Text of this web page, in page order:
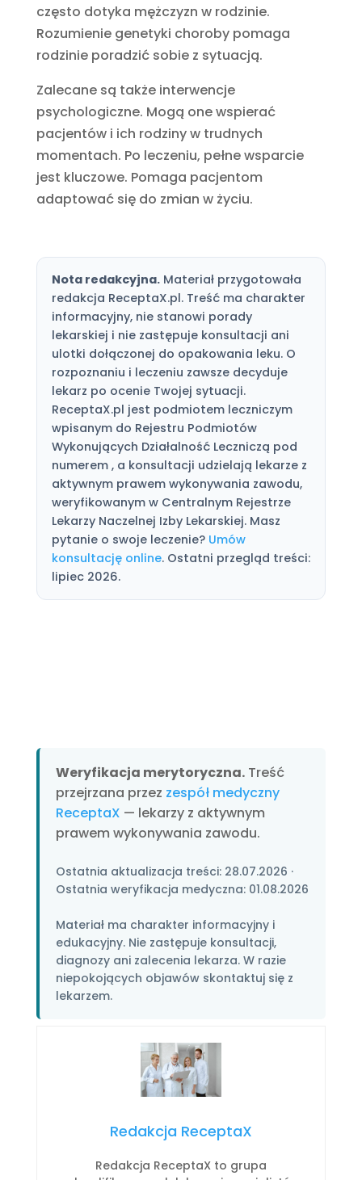
często dotyka mężczyzn w rodzinie.
Rozumienie genetyki choroby pomaga
rodzinie poradzić sobie z sytuacją.
Zalecane są także interwencje
psychologiczne. Mogą one wspierać
pacjentów i ich rodziny w trudnych
momentach. Po leczeniu, pełne wsparcie
jest kluczowe. Pomaga pacjentom
adaptować się do zmian w życiu.
Nota redakcyjna.Materiał przygotowała
redakcja ReceptaX.pl. Treść ma charakter
informacyjny, nie stanowi porady
lekarskiej i nie zastępuje konsultacji ani
ulotki dołączonej do opakowania leku. O
rozpoznaniu i leczeniu zawsze decyduje
lekarz po ocenie Twojej sytuacji.
ReceptaX.pl jest podmiotem leczniczym
wpisanym do Rejestru Podmiotów
Wykonujących Działalność Leczniczą pod
numerem , a konsultacji udzielają lekarze z
aktywnym prawem wykonywania zawodu,
weryfikowanym w Centralnym Rejestrze
Lekarzy Naczelnej Izby Lekarskiej. Masz
pytanie o swoje leczenie? Umów
konsultację online. Ostatni przegląd treści:
lipiec 2026.
Weryfikacja merytoryczna.Treść
przejrzana przez zespół medyczny
ReceptaX — lekarzy z aktywnym
prawem wykonywania zawodu.
Ostatnia aktualizacja treści: 28.07.2026 ·
Ostatnia weryfikacja medyczna: 01.08.2026
Materiał ma charakter informacyjny i
edukacyjny. Nie zastępuje konsultacji,
diagnozy ani zalecenia lekarza. W razie
niepokojących objawów skontaktuj się z
lekarzem.
Redakcja ReceptaX
Redakcja ReceptaX to grupa